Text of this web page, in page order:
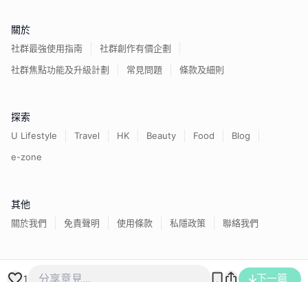
1 下一篇
關於
社群最強使用指南
社群創作有價企劃
社群焦點功能及升級計劃
常見問題 條款及細則
探索
U Lifestyle Travel HK Beauty Food
Blog
e-zone
其他
關於我們 免責聲明 使用條款 私隱政策 聯絡我們
香港經濟日報版權所有©